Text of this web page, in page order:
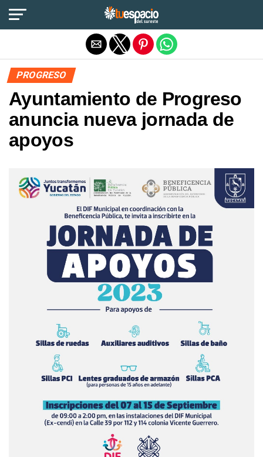
PROGRESO
Ayuntamiento de Progreso
anuncia nueva jornada de
apoyos
Salir de la versión móvil